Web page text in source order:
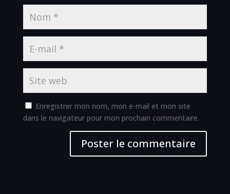
Enregistrer mon nom, mon e-mail et mon site
dans le navigateur pour mon prochain commentaire.